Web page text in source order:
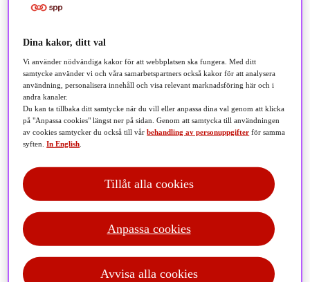
Det är arbetstagarnas arbetsmarknad och viktigare än
någonsin att sticka ut för att attrahera topptalangerna.
Rätt förmåner och pensionssparande är inte bara en
investering i era medarbetares framtid – utan också i
företagets framgång. Så här lyckas ni.
Dina kakor, ditt val
Vi använder nödvändiga kakor för att webbplatsen ska fungera. Med ditt
samtycke använder vi och våra samarbetspartners också kakor för att analysera
användning, personalisera innehåll och visa relevant marknadsföring här och i
andra kanaler.
Du kan ta tillbaka ditt samtycke när du vill eller anpassa dina val genom att klicka
på "Anpassa cookies" längst ner på sidan. Genom att samtycka till användningen
av cookies samtycker du också till vårbehandling av personuppgifter för samma
syften.In English
Anpassa cookies
Avvisa alla cookies
Tillåt alla cookies